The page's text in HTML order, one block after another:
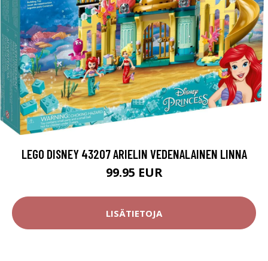
LEGO DISNEY 43207 ARIELIN VEDENALAINEN LINNA
99.95 EUR
LISÄTIETOJA